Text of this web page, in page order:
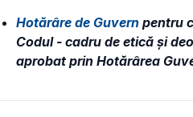
Hotărâre de Guvern pentru
Codul - cadru de etică şi
aprobat prin Hotărârea